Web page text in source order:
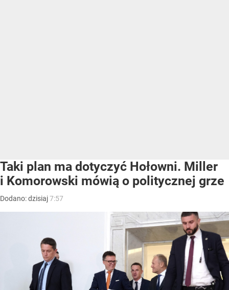
Taki plan ma dotyczyć Hołowni. Miller
i Komorowski mówią o politycznej grze
Dodano:dzisiaj7:57